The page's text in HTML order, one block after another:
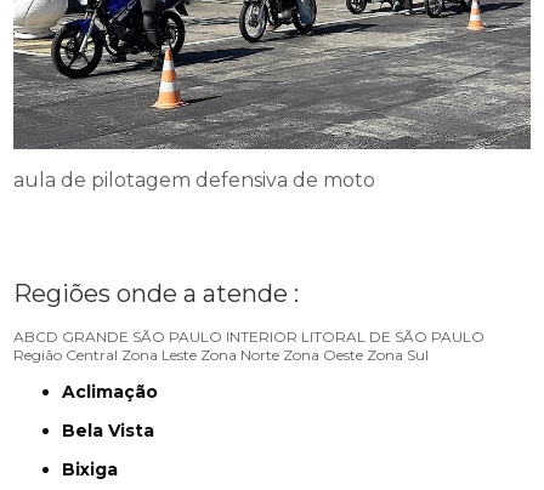
aula de pilotagem defensiva de moto
Regiões onde a atende :
ABCD GRANDE SÃO PAULO INTERIOR LITORAL DE SÃO PAULO
Região Central Zona Leste Zona Norte Zona Oeste Zona Sul
Aclimação
Bela Vista
Bixiga